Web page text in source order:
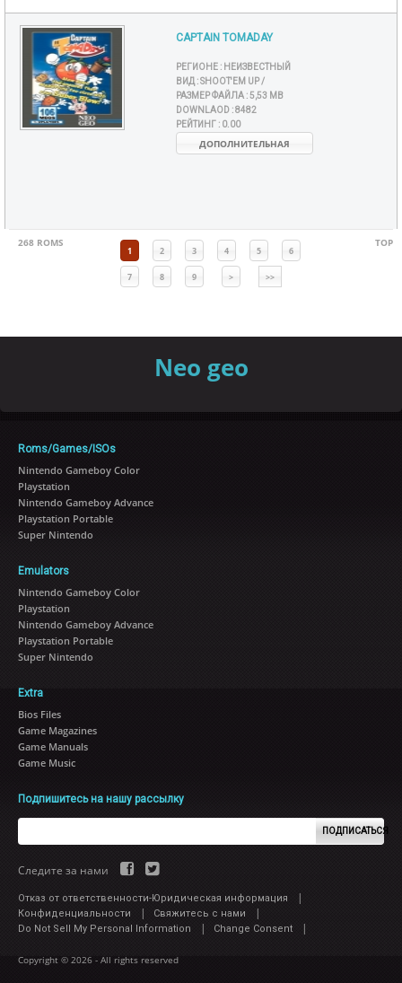
CAPTAIN TOMADAY
РЕГИОНЕ : НЕИЗВЕСТНЫЙ
ВИД :SHOOT'EM UP /
РАЗМЕР ФАЙЛА :5,53 MB
DOWNLAOD :8482
РЕЙТИНГ : 0.00
ДОПОЛНИТЕЛЬНАЯ
268 ROMS
1 2 3 4 5 6
7 8 9 > >>
TOP
Neo geo
Roms/Games/ISOs
Nintendo Gameboy Color
Playstation
Nintendo Gameboy Advance
Playstation Portable
Super Nintendo
Emulators
Nintendo Gameboy Color
Playstation
Nintendo Gameboy Advance
Playstation Portable
Super Nintendo
Extra
Bios Files
Game Magazines
Game Manuals
Game Music
Подпишитесь на нашу рассылку
ПОДПИСАТЬСЯ
Следите за нами
Отказ от ответственности-Юридическая информация |
Конфиденциальности | Свяжитесь с нами |
Do Not Sell My Personal Information | Change Consent |
Copyright © 2026 - All rights reserved